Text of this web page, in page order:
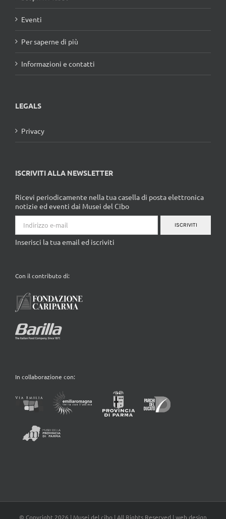
Eventi
Per saperne di più
Informazioni e contatti
LEGALS
Privacy
ISCRIVITI ALLA NEWSLETTER
Ricevi periodicamente nella tua casella di posta elettronica
notizie ed eventi dai Musei del Cibo
ISCRIVITI
Inserisci la tua email ed iscriviti
Con il contributo di:
In collaborazione con:
© Copyright 2026 | Musei del cibo | All Rights Reserved | web design